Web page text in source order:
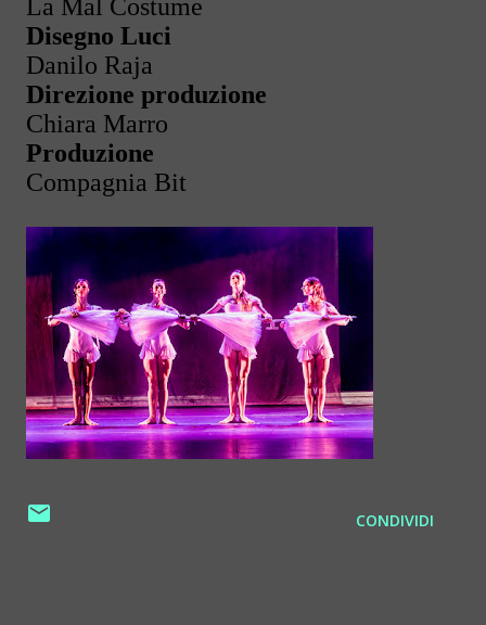
La Mal Costume
Disegno Luci
Danilo Raja
Direzione produzione
Chiara Marro
Produzione
Compagnia Bit
CONDIVIDI